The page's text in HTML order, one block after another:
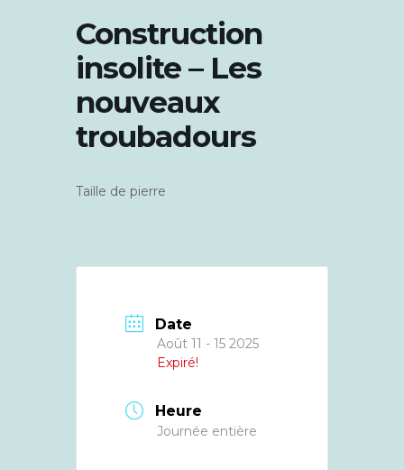
Construction
insolite – Les
nouveaux
troubadours
Taille de pierre
Date
Août 11 - 15 2025
Expiré!
Heure
Journée entière